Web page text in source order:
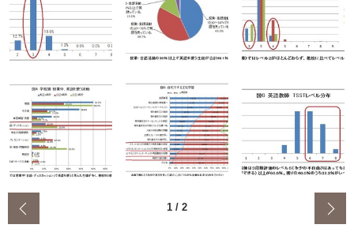
1 / 2